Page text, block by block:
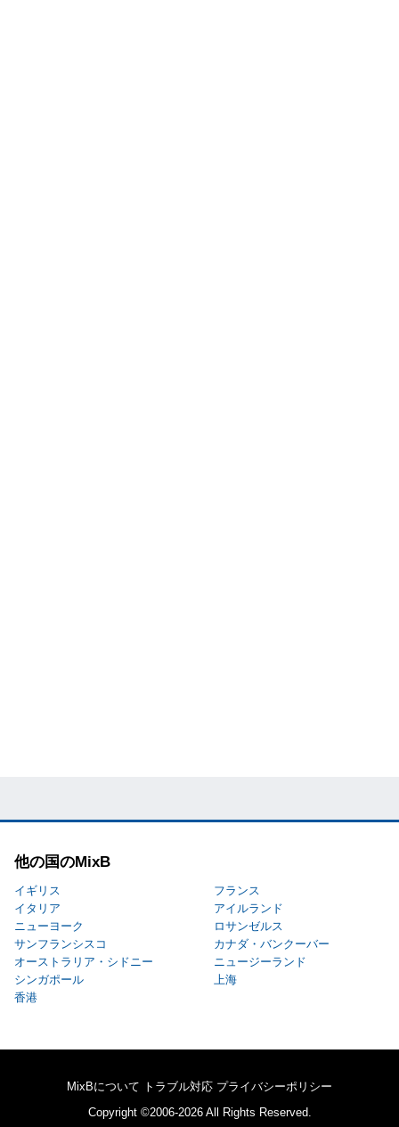
他の国のMixB
イギリス
フランス
イタリア
アイルランド
ニューヨーク
ロサンゼルス
サンフランシスコ
カナダ・バンクーバー
オーストラリア・シドニー
ニュージーランド
シンガポール
上海
香港
MixBについて トラブル対応 プライバシーポリシー
Copyright ©2006-2026 All Rights Reserved.